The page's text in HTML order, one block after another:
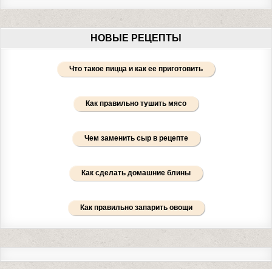
НОВЫЕ РЕЦЕПТЫ
Что такое пицца и как ее приготовить
Как правильно тушить мясо
Чем заменить сыр в рецепте
Как сделать домашние блины
Как правильно запарить овощи